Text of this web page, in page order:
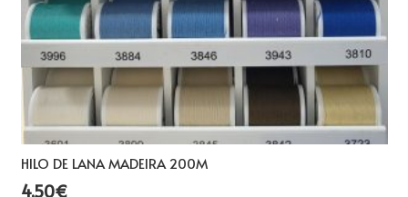
HILO DE LANA MADEIRA 200M
4,50€